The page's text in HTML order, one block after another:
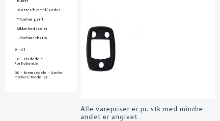
Ruder
Måtter/himmel/sæder
Tilbehør pynt
Sikkerhedsseler
Tilbehør/ekstra
9 - El
10 - Pladedele -
Fortløbende
30 - Bremsedele - Andre
mærker/Modeller
Alle varepriser er pr. stk med mindre
andet er angivet